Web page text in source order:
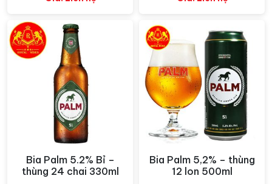
Bia Monchshof Kellerbier 5L
Điểm nhấn của Monchshof Kellerbier nằm ở hương
thơm tinh tế, một sự hòa quyện bất ngờ giữa nét tươi
mát của trái cây, tựa như dâu tây chín mọng, cùng
chút ấm áp, dịu dàng của caramel cổ điển, nhưng
không hề mang đến cảm giác ngọt ngấy. Khi chạm
môi, bia lan tỏa sự mềm mại, mượt mà, đặc trưng của
Xem nhanh
Bia Palm 5.2% Bỉ –
thùng 24 chai 330ml
Xem nhanh
Bia Palm 5,2% – thùng
12 lon 500ml